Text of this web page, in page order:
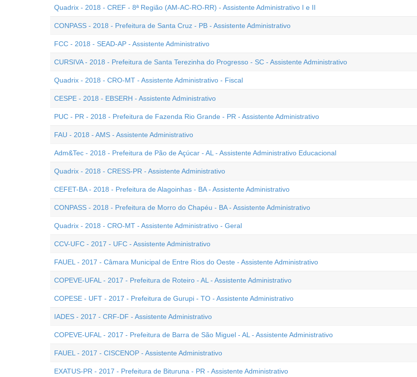
Quadrix - 2018 - CREF - 8ª Região (AM-AC-RO-RR) - Assistente Administrativo I e II
CONPASS - 2018 - Prefeitura de Santa Cruz - PB - Assistente Administrativo
FCC - 2018 - SEAD-AP - Assistente Administrativo
CURSIVA - 2018 - Prefeitura de Santa Terezinha do Progresso - SC - Assistente Administrativo
Quadrix - 2018 - CRO-MT - Assistente Administrativo - Fiscal
CESPE - 2018 - EBSERH - Assistente Administrativo
PUC - PR - 2018 - Prefeitura de Fazenda Rio Grande - PR - Assistente Administrativo
FAU - 2018 - AMS - Assistente Administrativo
Adm&Tec - 2018 - Prefeitura de Pão de Açúcar - AL - Assistente Administrativo Educacional
Quadrix - 2018 - CRESS-PR - Assistente Administrativo
CEFET-BA - 2018 - Prefeitura de Alagoinhas - BA - Assistente Administrativo
CONPASS - 2018 - Prefeitura de Morro do Chapéu - BA - Assistente Administrativo
Quadrix - 2018 - CRO-MT - Assistente Administrativo - Geral
CCV-UFC - 2017 - UFC - Assistente Administrativo
FAUEL - 2017 - Câmara Municipal de Entre Rios do Oeste - Assistente Administrativo
COPEVE-UFAL - 2017 - Prefeitura de Roteiro - AL - Assistente Administrativo
COPESE - UFT - 2017 - Prefeitura de Gurupi - TO - Assistente Administrativo
IADES - 2017 - CRF-DF - Assistente Administrativo
COPEVE-UFAL - 2017 - Prefeitura de Barra de São Miguel - AL - Assistente Administrativo
FAUEL - 2017 - CISCENOP - Assistente Administrativo
EXATUS-PR - 2017 - Prefeitura de Bituruna - PR - Assistente Administrativo